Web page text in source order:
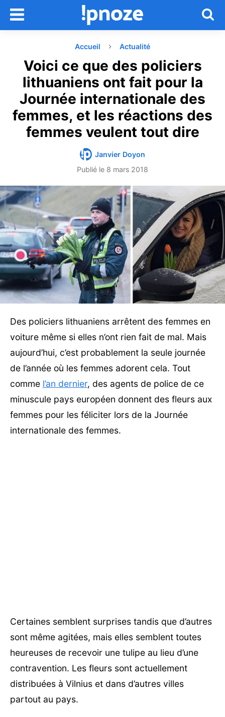
Accueil Actualité
Voici ce que des policiers
lithuaniens ont fait pour la
Journée internationale des
femmes, et les réactions des
femmes veulent tout dire
Janvier Doyon
Publié le 8 mars 2018
Des policiers lithuaniens arrêtent des femmes en
voiture même si elles n’ont rien fait de mal. Mais
aujourd’hui, c’est probablement la seule journée
de l’année où les femmes adorent cela. Tout
comme l’an dernier, des agents de police de ce
minuscule pays européen donnent des fleurs aux
femmes pour les féliciter lors de la Journée
internationale des femmes.
Certaines semblent surprises tandis que d’autres
sont même agitées, mais elles semblent toutes
heureuses de recevoir une tulipe au lieu d’une
contravention. Les fleurs sont actuellement
distribuées à Vilnius et dans d’autres villes
partout au pays.